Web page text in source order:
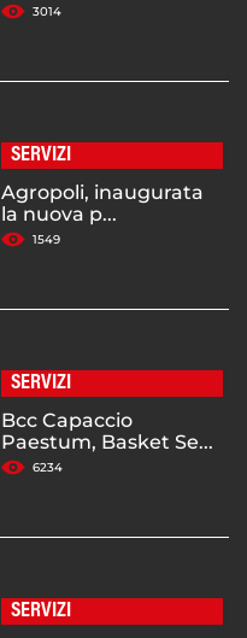
3014
SERVIZI
Agropoli, inaugurata
la nuova p...
1549
SERVIZI
Bcc Capaccio
Paestum, Basket Se...
6234
SERVIZI